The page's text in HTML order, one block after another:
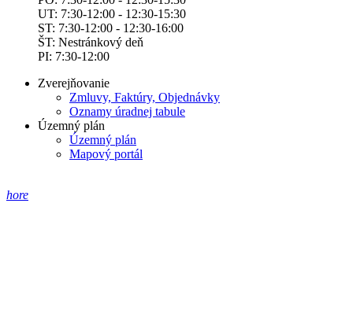
UT: 7:30-12:00 - 12:30-15:30
ST: 7:30-12:00 - 12:30-16:00
ŠT: Nestránkový deň
PI: 7:30-12:00
Zverejňovanie
Zmluvy, Faktúry, Objednávky
Oznamy úradnej tabule
Územný plán
Územný plán
Mapový portál
hore